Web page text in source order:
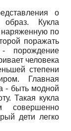
о
Кукла
наряженную по
поражать
порождение
человека
степени
Главная
- быть модной
Такая кукла
совершенно
дети легко